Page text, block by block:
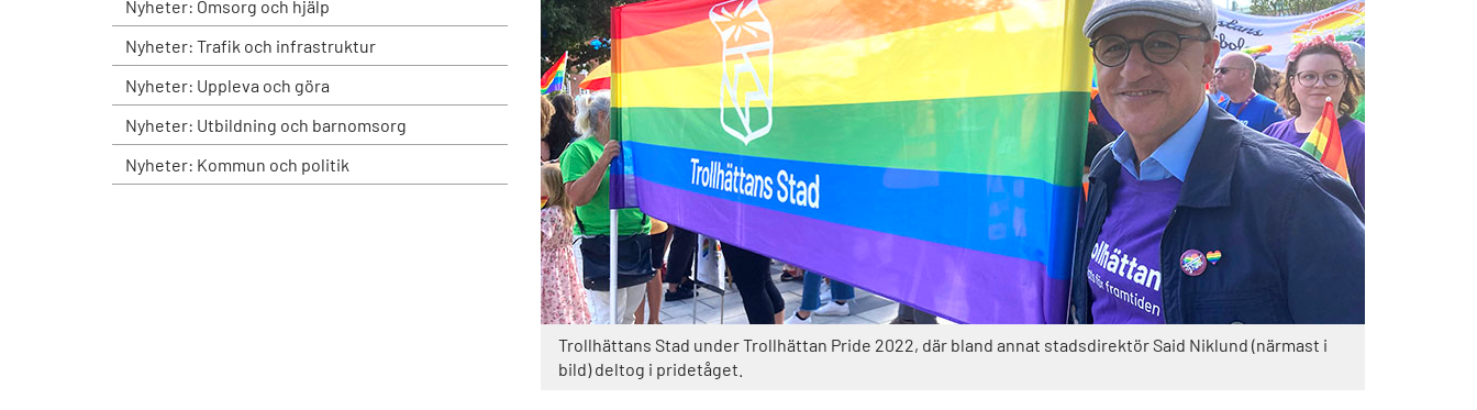
Nyheter: Omsorg och hjälp
Nyheter: Trafik och infrastruktur
Nyheter: Uppleva och göra
Nyheter: Utbildning och barnomsorg
Nyheter: Kommun och politik
Trollhättans Stad under Trollhättan Pride 2022, där bland annat stadsdirektör Said Niklund (närmast i
bild) deltog i pridetåget.